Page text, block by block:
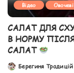
Відео
САЛАТ ДЛЯ
В НОРМУ
САЛАТ
PostedБерегиня Традицій